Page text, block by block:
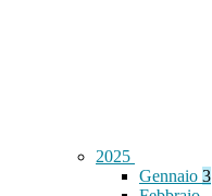
2025
Gennaio 3